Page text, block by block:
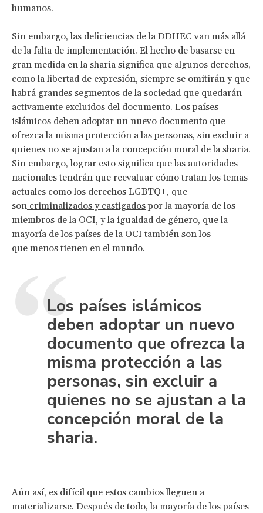
humanos.
Sin embargo, las deficiencias de la DDHEC van más allá
de la falta de implementación. El hecho de basarse en
gran medida en la sharia significa que algunos derechos,
como la libertad de expresión, siempre se omitirán y que
habrá grandes segmentos de la sociedad que quedarán
activamente excluidos del documento. Los países
islámicos deben adoptar un nuevo documento que
ofrezca la misma protección a las personas, sin excluir a
quienes no se ajustan a la concepción moral de la sharia.
Sin embargo, lograr esto significa que las autoridades
nacionales tendrán que reevaluar cómo tratan los temas
actuales como los derechos LGBTQ+, que
son criminalizados y castigadospor la mayoría de los
miembros de la OCI, y la igualdad de género, que la
mayoría de los países de la OCI también son los
que menos tienen en el mundo.
Los países islámicos
deben adoptar un nuevo
documento que ofrezca la
misma protección a las
personas, sin excluir a
quienes no se ajustan a la
concepción moral de la
sharia.
Aún así, es difícil que estos cambios lleguen a
materializarse. Después de todo, la mayoría de los países